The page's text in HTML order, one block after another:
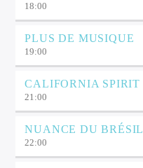
18:00
PLUS DE MUSIQUE
19:00
CALIFORNIA SPIRIT
21:00
NUANCE DU BRÉSIL
22:00